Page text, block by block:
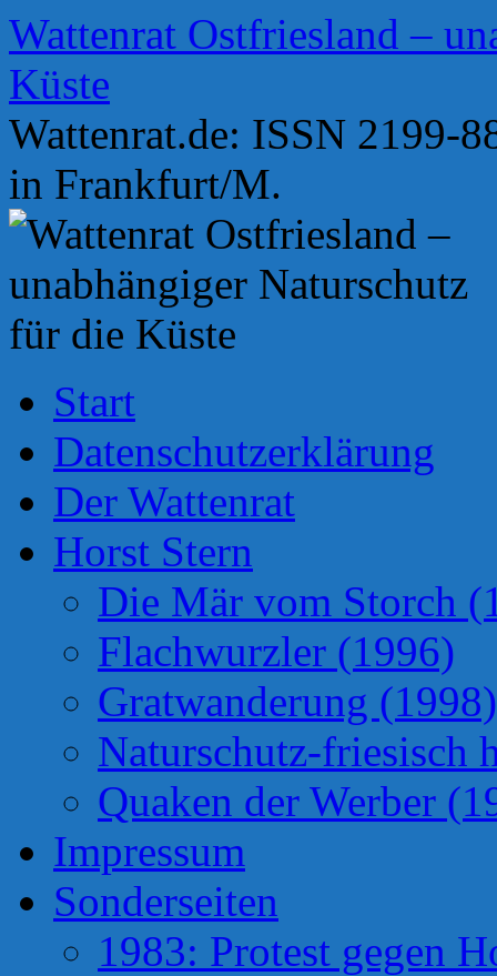
Zum
Inhalt
springen
Wattenrat Ostfriesland –
Küste
Wattenrat.de: ISSN 2199-
in Frankfurt/M.
Start
Datenschutzerklärung
Der Wattenrat
Horst Stern
Die Mär vom Storch
Flachwurzler (1996)
Gratwanderung (1998)
Naturschutz-friesisch
Quaken der Werber
Impressum
Sonderseiten
1983: Protest gegen